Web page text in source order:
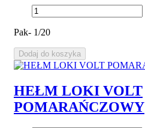
Pak- 1/20
Dodaj do koszyka
HEŁM LOKI VOLT
POMARAŃCZOWY